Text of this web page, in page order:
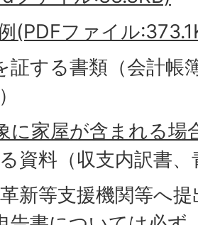
(PDFファイル
証する書類（会計帳
に家屋が含まれる場
資料（収支内訳書
新等支援機関等へ